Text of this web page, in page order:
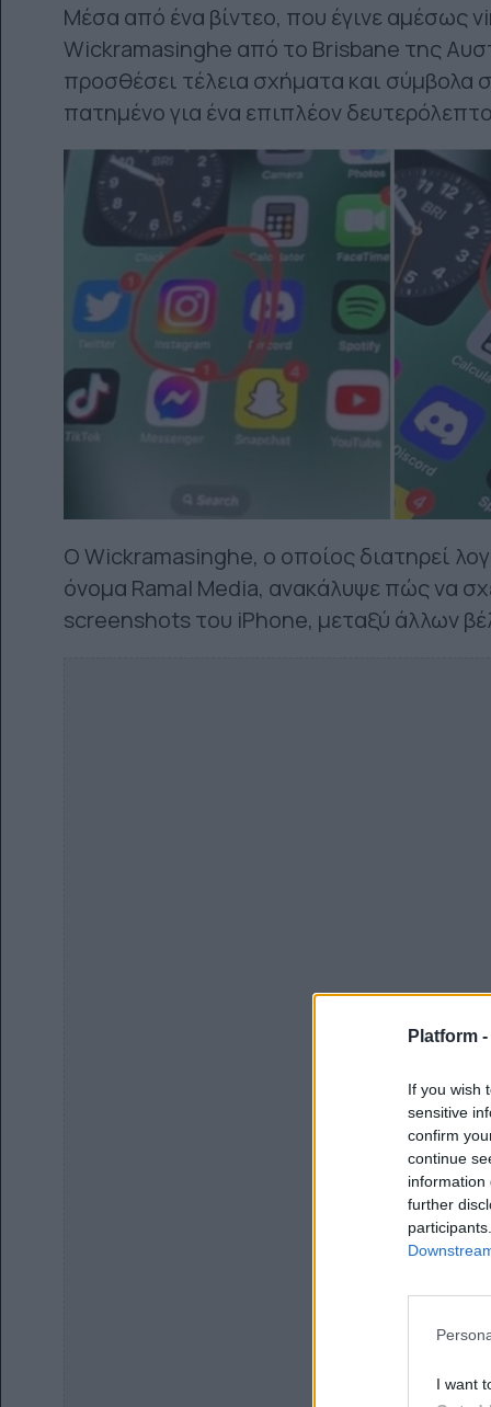
Platform -
If you wish
sensitive
confirm
continue
information
further
I want
Μέσα από ένα βίντεο, που έγινε αμέσως
Wickramasinghe από το Brisbane της
προσθέσει τέλεια σχήματα και σύμβολα
πατημένο για ένα επιπλέον
Ο Wickramasinghe, ο οποίος διατηρεί
όνομα Ramal Media, ανακάλυψε πώς να
screenshots του iPhone, μεταξύ άλλων